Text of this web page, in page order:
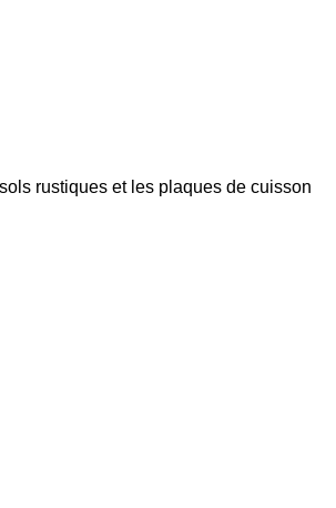
rustiques et les plaques de cuisson